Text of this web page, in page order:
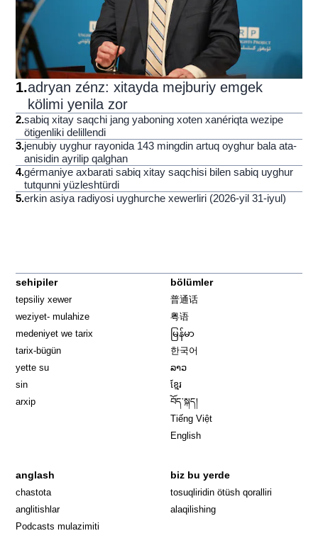
1.adryan zénz: xitayda mejburiy emgek
kölimi yenila zor
2.sabiq xitay saqchi jang yaboning xoten xanériqta wezipe
ötigenliki delillendi
3.jenubiy uyghur rayonida 143 mingdin artuq oyghur bala ata-
anisidin ayrilip qalghan
4.gérmaniye axbarati sabiq xitay saqchisi bilen sabiq uyghur
tutqunni yüzleshtürdi
5.erkin asiya radiyosi uyghurche xewerliri (2026-yil 31-iyul)
sehipiler
tepsiliy xewer
weziyet- mulahize
medeniyet we tarix
tarix-bügün
yette su
sin
arxip
bölümler
普通话
粤语
မြန်မာ
한국어
ລາວ
ខ្មែរ
བོད་སྐད།
Tiếng Việt
English
anglash
chastota
anglitishlar
Podcasts mulazimiti
biz bu yerde
tosuqliridin ötüsh qoralliri
alaqilishing